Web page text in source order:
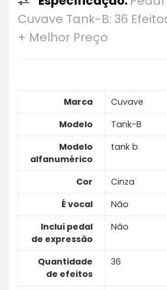
Cuvave Tank-B: 36
+ Melhor Preço
Marca
Cuvave
Modelo
Tank-B
Modelo
alfanumérico
tank b
Cor
Cinza
É vocal
Não
Inclui pedal
de expressão
Não
Quantidade
de efeitos
36